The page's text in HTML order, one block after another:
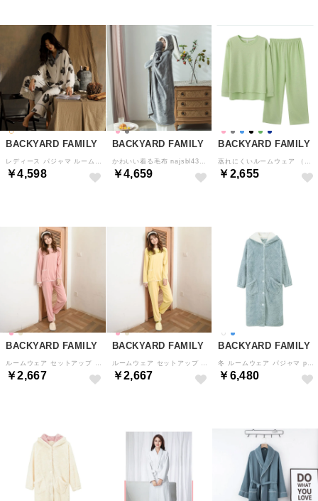
BACKYARD FAMILY
￥4,598
BACKYARD FAMILY
￥4,659
BACKYARD FAMILY
￥2,655
BACKYARD FAMILY
￥2,667
BACKYARD FAMILY
￥2,667
BACKYARD FAMILY
￥6,480